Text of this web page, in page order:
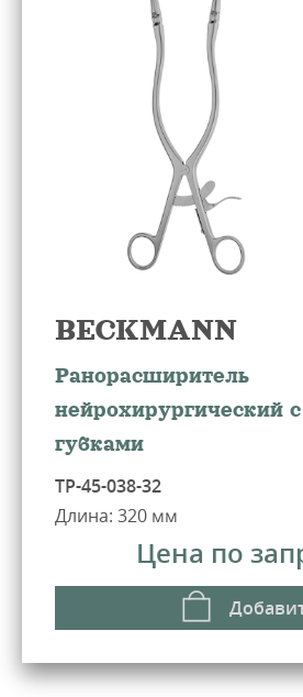
BECKMANN
Ранорасширитель
нейрохирургический
губками
ТР-45-038-32
Длина: 320 мм
Цена по